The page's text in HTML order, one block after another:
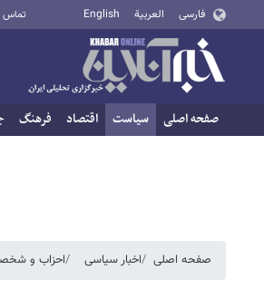
فارسی العربية English تماس
صفحه اصلی سیاست اقتصاد فرهنگ
صفحه اصلی اخبار سیاسی احزاب و